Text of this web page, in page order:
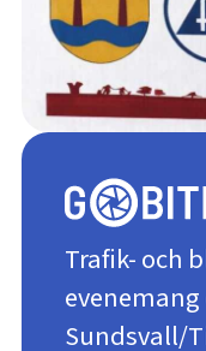
Trafik- och
Sundsvall/